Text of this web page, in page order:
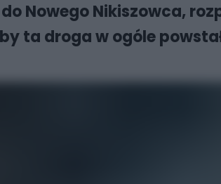
Nowego Nikiszowca,
ta droga w ogóle